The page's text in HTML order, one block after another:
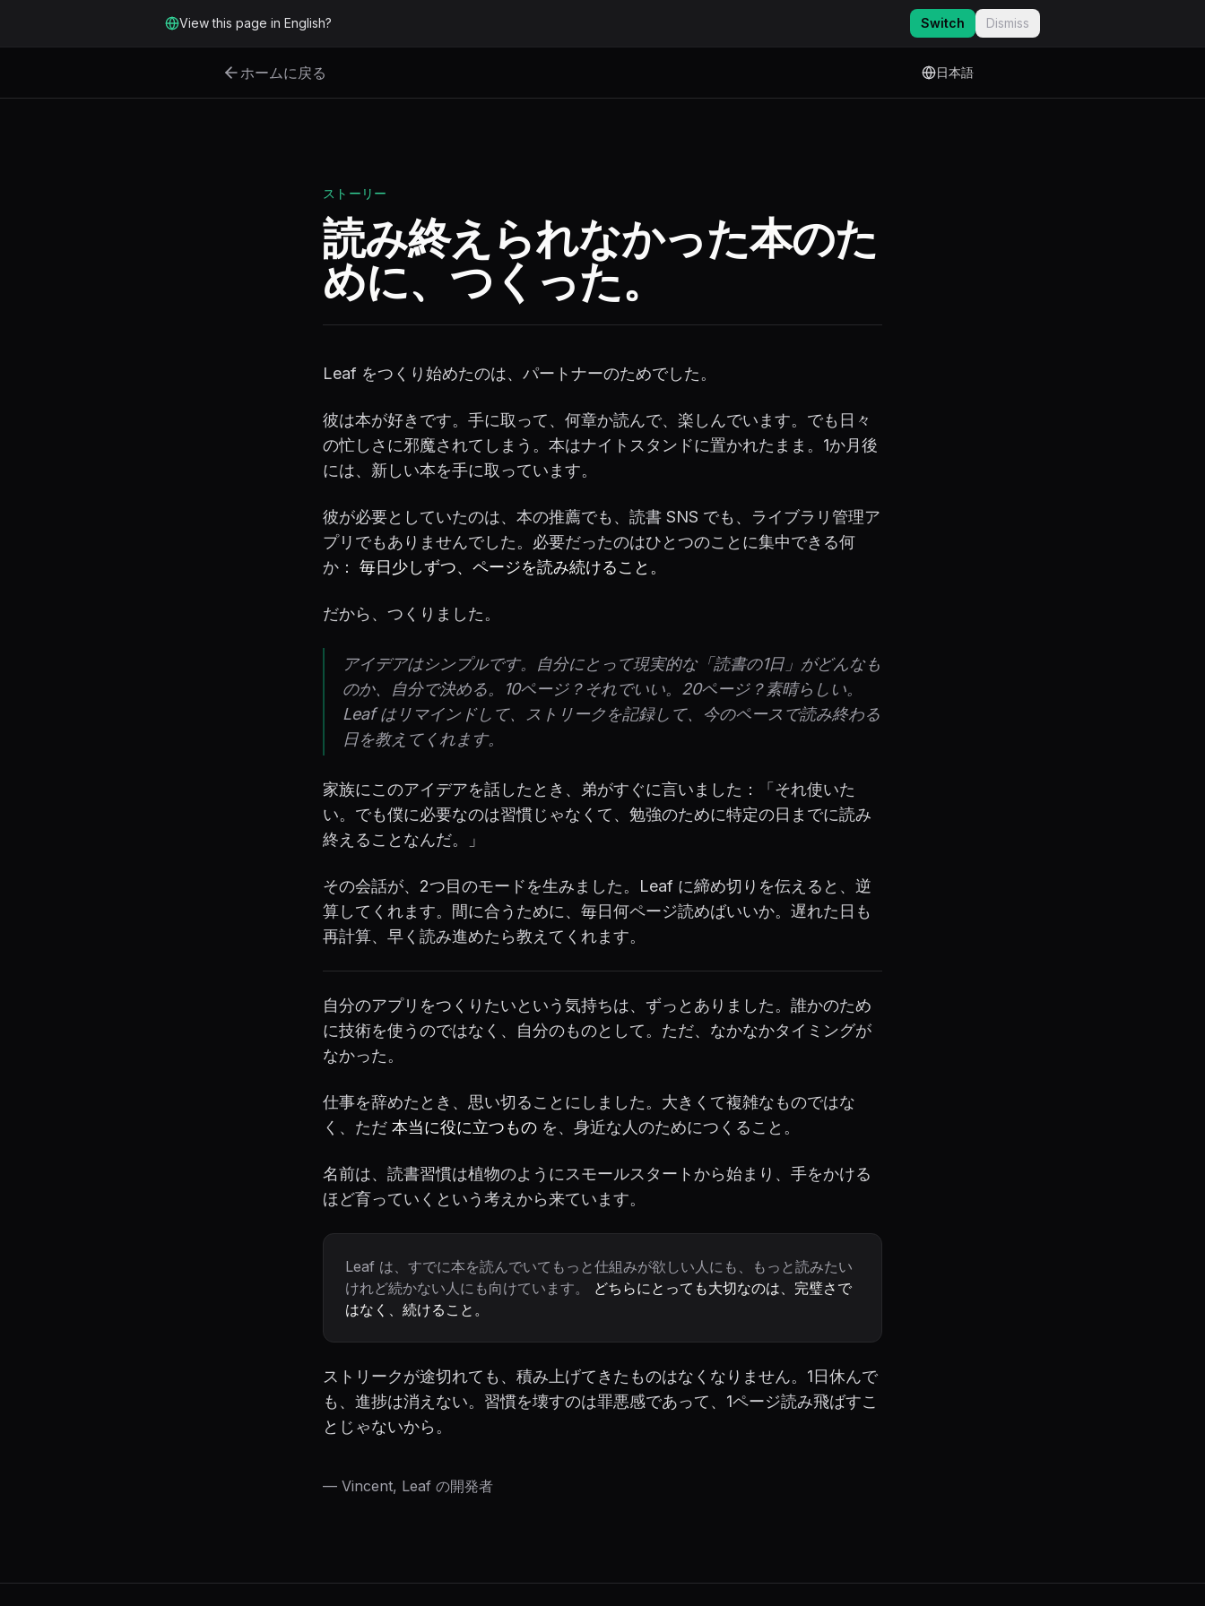
View this page in English? Switch Dismiss
ホームに戻る 日本語
ストーリー
読み終えられなかった本のた
めに、つくった。
Leaf をつくり始めたのは、パートナーのためでした。
彼は本が好きです。手に取って、何章か読んで、楽しんでいます。でも日々
の忙しさに邪魔されてしまう。本はナイトスタンドに置かれたまま。1か月後
には、新しい本を手に取っています。
彼が必要としていたのは、本の推薦でも、読書 SNS でも、ライブラリ管理ア
プリでもありませんでした。必要だったのはひとつのことに集中できる何
か： 毎日少しずつ、ページを読み続けること。
だから、つくりました。
アイデアはシンプルです。自分にとって現実的な「読書の1日」がどんなも
のか、自分で決める。10ページ？それでいい。20ページ？素晴らしい。
Leaf はリマインドして、ストリークを記録して、今のペースで読み終わる
日を教えてくれます。
家族にこのアイデアを話したとき、弟がすぐに言いました：「それ使いた
い。でも僕に必要なのは習慣じゃなくて、勉強のために特定の日までに読み
終えることなんだ。」
その会話が、2つ目のモードを生みました。Leaf に締め切りを伝えると、逆
算してくれます。間に合うために、毎日何ページ読めばいいか。遅れた日も
再計算、早く読み進めたら教えてくれます。
自分のアプリをつくりたいという気持ちは、ずっとありました。誰かのため
に技術を使うのではなく、自分のものとして。ただ、なかなかタイミングが
なかった。
仕事を辞めたとき、思い切ることにしました。大きくて複雑なものではな
く、ただ 本当に役に立つもの を、身近な人のためにつくること。
名前は、読書習慣は植物のようにスモールスタートから始まり、手をかける
ほど育っていくという考えから来ています。
Leaf は、すでに本を読んでいてもっと仕組みが欲しい人にも、もっと読みたい
けれど続かない人にも向けています。 どちらにとっても大切なのは、完璧さで
はなく、続けること。
ストリークが途切れても、積み上げてきたものはなくなりません。1日休んで
も、進捗は消えない。習慣を壊すのは罪悪感であって、1ページ読み飛ばすこ
とじゃないから。
— Vincent, Leaf の開発者